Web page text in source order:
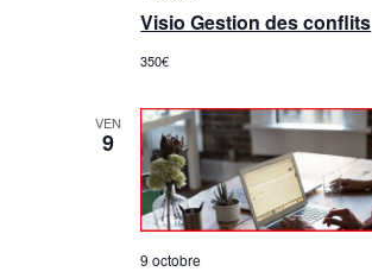
Visio Gestion des conflits
350€
VEN
9
9 octobre